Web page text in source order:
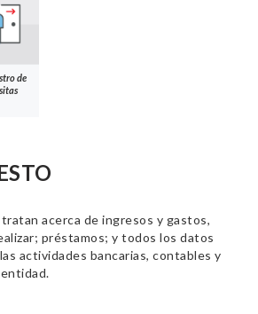
de
acerca de ingresos y gastos,
préstamos; y todos los datos
actividades bancarias, contables y